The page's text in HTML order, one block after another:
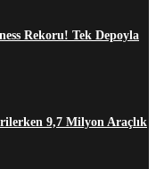
Rekoru! Tek Depoyla
9,7 Milyon Araçlık